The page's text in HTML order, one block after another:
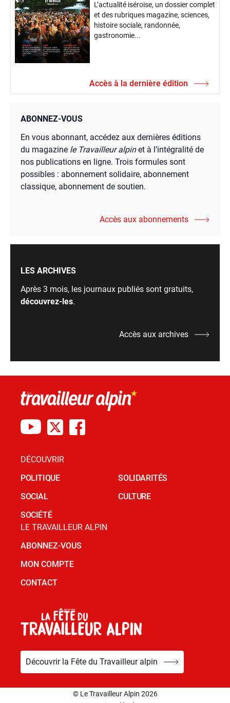
L’actualité iséroise, un dossier complet
et des rubriques magazine, sciences,
histoire sociale, randonnée,
gastronomie...
Accès à la dernière édition
ABONNEZ-VOUS
En vous abonnant, accédez aux dernières éditions
du magazine le Travailleur alpinet à l’intégralité de
nos publications en ligne. Trois formules sont
possibles : abonnement solidaire, abonnement
classique, abonnement de soutien.
Accès aux abonnements
LES ARCHIVES
Après 3 mois, les journaux publiés sont gratuits,
découvrez-les.
Accès aux archives
DÉCOUVRIR
POLITIQUE
SOCIAL
SOCIÉTÉ
SOLIDARITÉS
CULTURE
LE TRAVAILLEUR ALPIN
ABONNEZ-VOUS
MON COMPTE
CONTACT
Découvrir la Fête du Travailleur alpin
© Le Travailleur Alpin 2026